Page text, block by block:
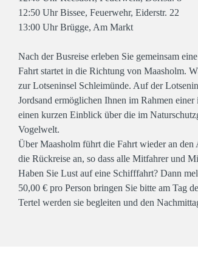
12:50 Uhr Bissee, Feuerwehr, Eiderstr. 22
13:00 Uhr Brügge, Am Markt
Nach der Busreise erleben Sie gemeinsam
Fahrt startet in die Richtung von Maasholm.
zur Lotseninsel Schleimünde. Auf der
Jordsand ermöglichen Ihnen im Rahmen einer
einen kurzen Einblick über die im
Vogelwelt.
Über Maasholm führt die Fahrt wieder an
die Rückreise an, so dass alle Mitfahrer und
Haben Sie Lust auf eine Schifffahrt? Dann
50,00 € pro Person bringen Sie bitte am Tag
Tertel werden sie begleiten und den